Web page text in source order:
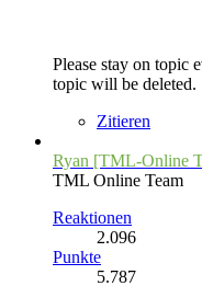
Please stay on topic
topic will be deleted.
Zitieren
Ryan [TML-Online
TML Online Team
Reaktionen
2.096
Punkte
5.787